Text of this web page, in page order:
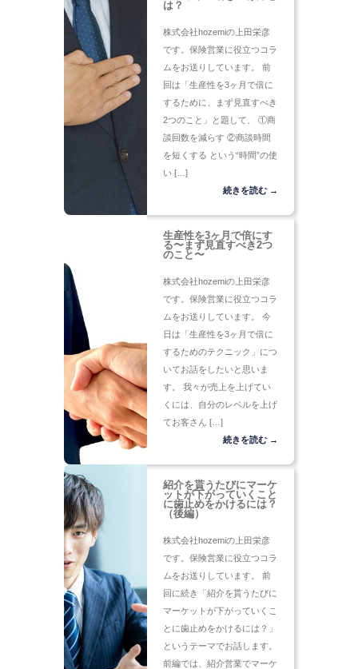
は？
株式会社hozemiの上田栄彦
です。保険営業に役立つコラ
ムをお送りしています。 前
回は「生産性を3ヶ月で倍に
するために、まず見直すべき
2つのこと」と題して、 ①商
談回数を減らす ②商談時間
を短くする という“時間”の使
い […]
続きを読む →
生産性を3ヶ月で倍にす
る〜まず見直すべき2つ
のこと〜
株式会社hozemiの上田栄彦
です。保険営業に役立つコラ
ムをお送りしています。 今
日は「生産性を3ヶ月で倍に
するためのテクニック」につ
いてお話をしたいと思いま
す。 我々が売上を上げてい
くには、自分のレベルを上げ
てお客さん […]
続きを読む →
紹介を貰うたびにマーケ
ットが下がっていくこと
に歯止めをかけるには？
（後編）
株式会社hozemiの上田栄彦
です。保険営業に役立つコラ
ムをお送りしています。 前
回に続き「紹介を貰うたびに
マーケットが下がっていくこ
とに歯止めをかけるには？」
というテーマでお話します。
前編では、紹介営業でマーケ